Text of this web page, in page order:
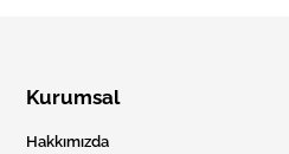
Kurumsal
Hakkımızda